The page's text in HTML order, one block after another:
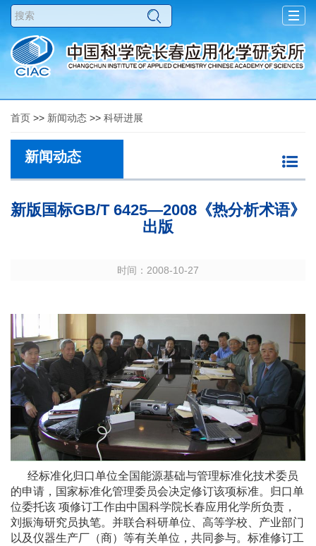
首页 >> 新闻动态 >> 科研进展
新闻动态
新版国标GB/T 6425—2008《热分析术语》
出版
时间：2008-10-27
经标准化归口单位全国能源基础与管理标准化技术委员
的申请，国家标准化管理委员会决定修订该项标准。归口单
位委托该 项修订工作由中国科学院长春应用化学所负责，
刘振海研究员执笔。并联合科研单位、高等学校、产业部门
以及仪器生产厂（商）等有关单位，共同参与。标准修订工